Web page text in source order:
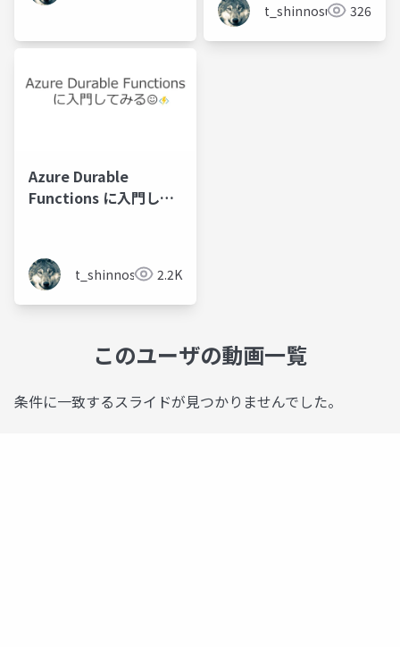
t_shinnosuke 326
Azure Durable
Functions に入門して
t_shinnosuke 2.2K
このユーザの動画一覧
条件に一致するスライドが見つかりませんでした。